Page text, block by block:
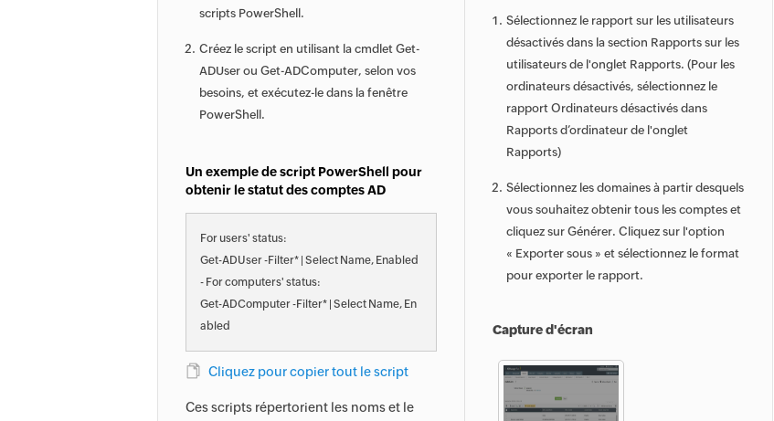
scripts PowerShell.
Créez le script en utilisant la cmdlet Get-
ADUser ou Get-ADComputer, selon vos
besoins, et exécutez-le dans la fenêtre
PowerShell.
Un exemple de script PowerShell pour
obtenir le statut des comptes AD
For users' status:
Get-ADUser -Filter* | Select Name, Enabled
- For computers' status:
Get-ADComputer -Filter* | Select Name, En
abled
Cliquez pour copier tout le script
Ces scripts répertorient les noms et le
Sélectionnez le rapport sur les utilisateurs
désactivés dans la section Rapports sur les
utilisateurs de l'onglet Rapports. (Pour les
ordinateurs désactivés, sélectionnez le
rapport Ordinateurs désactivés dans
Rapports d’ordinateur de l'onglet
Rapports)
Sélectionnez les domaines à partir desquels
vous souhaitez obtenir tous les comptes et
cliquez sur Générer. Cliquez sur l'option
« Exporter sous » et sélectionnez le format
pour exporter le rapport.
Capture d'écran